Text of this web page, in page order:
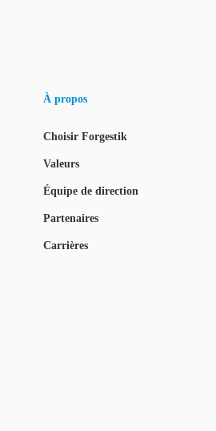
À propos
Choisir Forgestik
Valeurs
Équipe de direction
Partenaires
Carrières